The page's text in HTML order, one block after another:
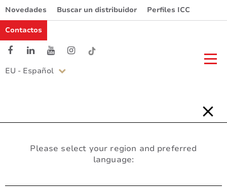
Novedades Buscar un distribuidor Perfiles ICC
Contactos
EU - Español
Please select your region and preferred
language: